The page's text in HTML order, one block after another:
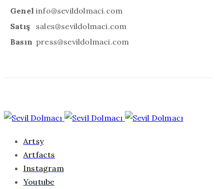
Genel info@sevildolmaci.com
Satış
sales@sevildolmaci.com
Basın press@sevildolmaci.com
Artsy
Artfacts
Instagram
Youtube